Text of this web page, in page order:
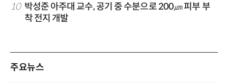
10 박성준 아주대 교수, 공기 중 수분으로 200㎛ 피부 부
착 전지 개발
주요뉴스